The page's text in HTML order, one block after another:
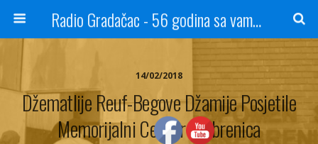
Radio Gradačac - 56 godina sa vama...
14/02/2018
Džematlije Reuf-Begove Džamije Posjetile
Memorijalni Centar Srebrenica